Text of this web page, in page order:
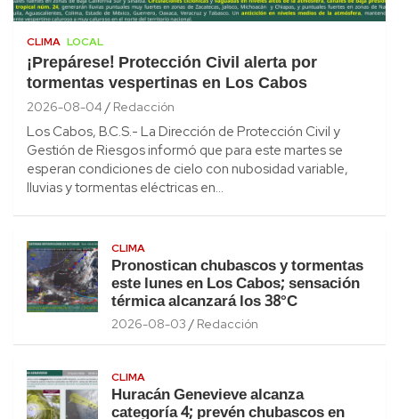
CLIMA LOCAL
¡Prepárese! Protección Civil alerta por
tormentas vespertinas en Los Cabos
2026-08-04 Redacción
Los Cabos, B.C.S.- La Dirección de Protección Civil y
Gestión de Riesgos informó que para este martes se
esperan condiciones de cielo con nubosidad variable,
lluvias y tormentas eléctricas en…
CLIMA
Pronostican chubascos y tormentas
este lunes en Los Cabos; sensación
térmica alcanzará los 38°C
2026-08-03 Redacción
CLIMA
Huracán Genevieve alcanza
categoría 4; prevén chubascos en